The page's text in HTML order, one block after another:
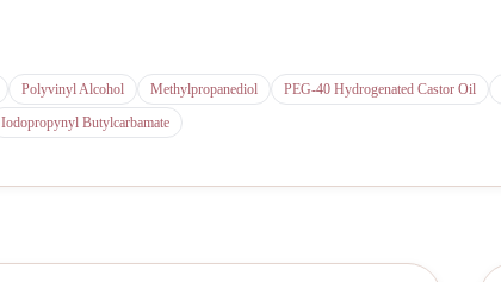
Polyvinyl Alcohol Methylpropanediol PEG-40 Hydrogenated Castor Oil
Iodopropynyl Butylcarbamate